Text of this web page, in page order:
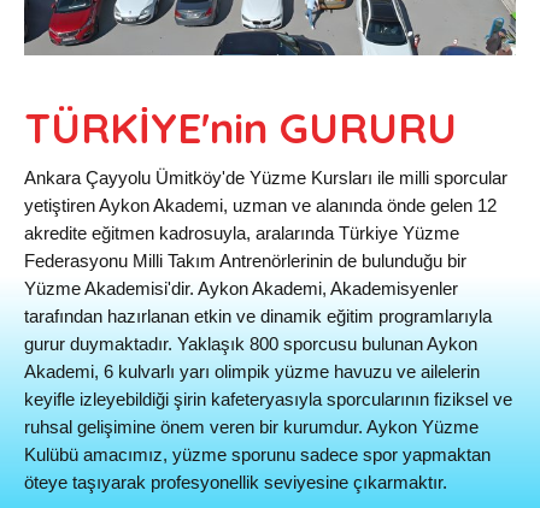
TÜRKİYE'nin GURURU
Ankara Çayyolu Ümitköy'de Yüzme Kursları ile milli sporcular
yetiştiren Aykon Akademi, uzman ve alanında önde gelen 12
akredite eğitmen kadrosuyla, aralarında Türkiye Yüzme
Federasyonu Milli Takım Antrenörlerinin de bulunduğu bir
Yüzme Akademisi'dir. Aykon Akademi, Akademisyenler
tarafından hazırlanan etkin ve dinamik eğitim programlarıyla
gurur duymaktadır. Yaklaşık 800 sporcusu bulunan Aykon
Akademi, 6 kulvarlı yarı olimpik yüzme havuzu ve ailelerin
keyifle izleyebildiği şirin kafeteryasıyla sporcularının fiziksel ve
ruhsal gelişimine önem veren bir kurumdur. Aykon Yüzme
Kulübü amacımız, yüzme sporunu sadece spor yapmaktan
öteye taşıyarak profesyonellik seviyesine çıkarmaktır.